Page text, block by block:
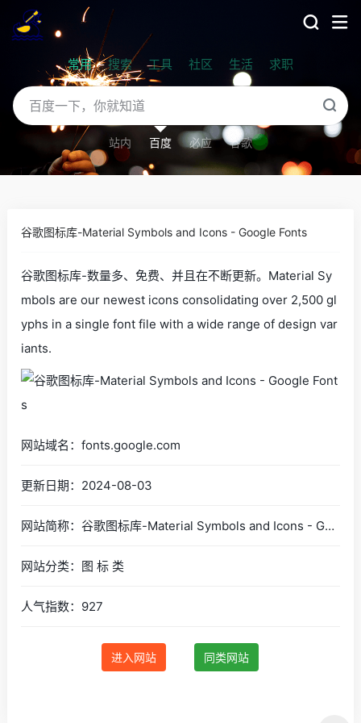
常用 搜索 工具 社区 生活 求职
站内 百度 必应 谷歌
谷歌图标库-Material Symbols and Icons - Google Fonts
谷歌图标库-数量多、免费、并且在不断更新。Material Sy
mbols are our newest icons consolidating over 2,500 gl
yphs in a single font file with a wide range of design var
iants.
网站域名：fonts.google.com
更新日期：2024-08-03
网站简称：谷歌图标库-Material Symbols and Icons - Google Fonts
网站分类：图 标 类
人气指数：927
进入网站 同类网站